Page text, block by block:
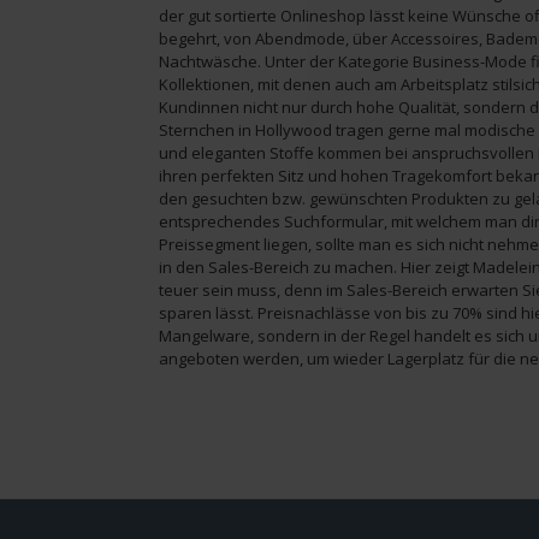
der gut sortierte Onlineshop lässt keine Wünsche
begehrt, von Abendmode, über Accessoires,
Nachtwäsche. Unter der Kategorie Business-Mode
Kollektionen, mit denen auch am Arbeitsplatz
Kundinnen nicht nur durch hohe Qualität, sondern
Sternchen in Hollywood tragen gerne mal
und eleganten Stoffe kommen bei
ihren perfekten Sitz und hohen Tragekomfort
den gesuchten bzw. gewünschten Produkten zu
entsprechendes Suchformular, mit welchem man
Preissegment liegen, sollte man es sich nicht
in den Sales-Bereich zu machen. Hier zeigt
teuer sein muss, denn im Sales-Bereich erwarten
sparen lässt. Preisnachlässe von bis zu 70% sind
Mangelware, sondern in der Regel handelt es sich
angeboten werden, um wieder Lagerplatz für die